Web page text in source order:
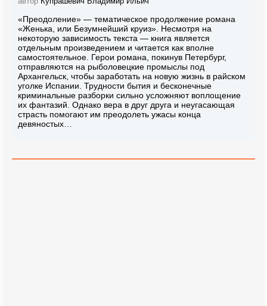
«Преодоление» — тематическое продолжение романа
«Женька, или Безумнейший круиз». Несмотря на
некоторую зависимость текста — книга является
отдельным произведением и читается как вполне
самостоятельное. Герои романа, покинув Петербург,
отправляются на рыболовецкие промыслы под
Архангельск, чтобы заработать на новую жизнь в райском
уголке Испании. Трудности бытия и бесконечные
криминальные разборки сильно усложняют воплощение
их фантазий. Однако вера в друг друга и неугасающая
страсть помогают им преодолеть ужасы конца
девяностых…